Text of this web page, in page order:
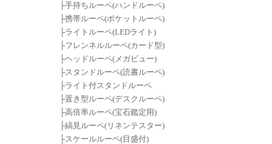
├手持ちルーペ(ハンドルーペ)
├携帯ルーペ(ポケットルーペ)
├ライトルーペ(LEDライト)
├フレンネルルーペ(カード型)
├ヘッドルーペ(メガビュー)
├スタンドルーペ(読書ルーペ)
├ライト付スタンドルーペ
├置き型ルーペ(デスクルーペ)
├高倍率ルーペ(宝石鑑定用)
├縞見ルーペ(リネンテスター)
├スケールルーペ(目盛付)